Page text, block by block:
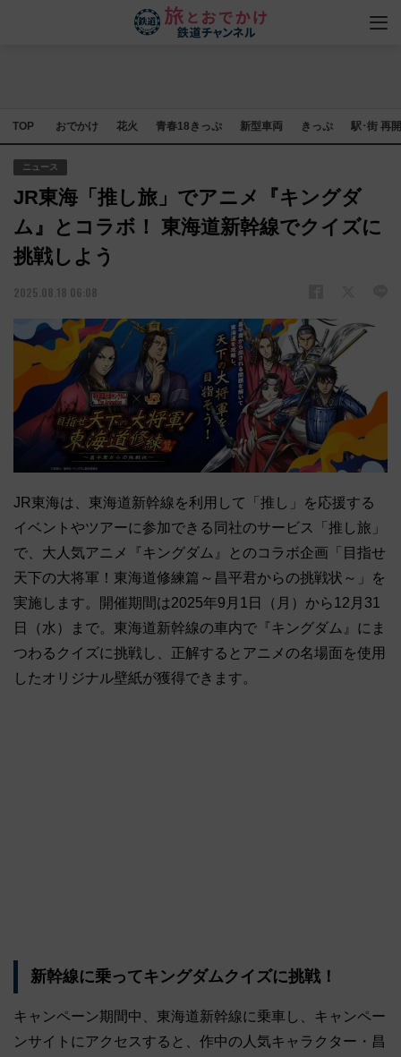
TOP おでかけ 花火 青春18きっぷ 新型車両 きっぷ 駅･街 再
ニュース
JR東海「推し旅」でアニメ『キングダ
ム』とコラボ！ 東海道新幹線でクイズに
挑戦しよう
2025.08.18 06:08
JR東海は、東海道新幹線を利用して「推し」を応援する
イベントやツアーに参加できる同社のサービス「推し旅」
で、大人気アニメ『キングダム』とのコラボ企画「目指せ
天下の大将軍！東海道修練篇～昌平君からの挑戦状～」を
実施します。開催期間は2025年9月1日（月）から12月31
日（水）まで。東海道新幹線の車内で『キングダム』にま
つわるクイズに挑戦し、正解するとアニメの名場面を使用
したオリジナル壁紙が獲得できます。
新幹線に乗ってキングダムクイズに挑戦！
キャンペーン期間中、東海道新幹線に乗車し、キャンペー
ンサイトにアクセスすると、作中の人気キャラクター・昌